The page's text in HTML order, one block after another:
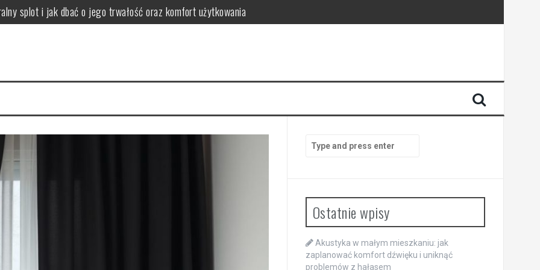
splot i jak dbać o jego trwałość oraz komfort użytkowania
i dobierać metody czyszczenia dla różnych zabrudzeń
by ograniczyć ryzyko reakcji alergicznych
wybrać rozmiar, kształt i kolor dla funkcjonalnej przestrzeni
for:
Ostatnie wpisy
Akustyka w małym mieszkaniu: jak
zaplanować komfort dźwięku i uniknąć
problemów z hałasem